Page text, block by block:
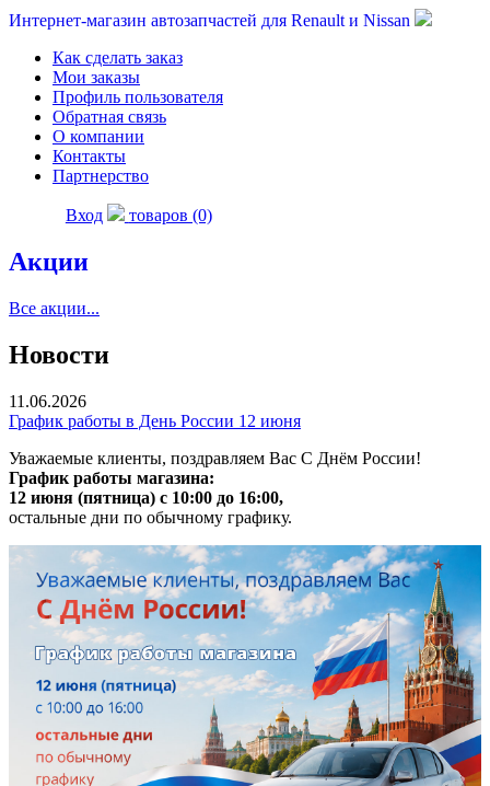
Интернет-магазин автозапчастей для Renault и Nissan
Как сделать заказ
Мои заказы
Профиль пользователя
Обратная связь
О компании
Контакты
Партнерство
Вход товаров (0)
Акции
Все акции...
Новости
11.06.2026
График работы в День России 12 июня
Уважаемые клиенты, поздравляем Вас С Днём России!
График работы магазина:
12 июня (пятница) с 10:00 до 16:00,
остальные дни по обычному графику.